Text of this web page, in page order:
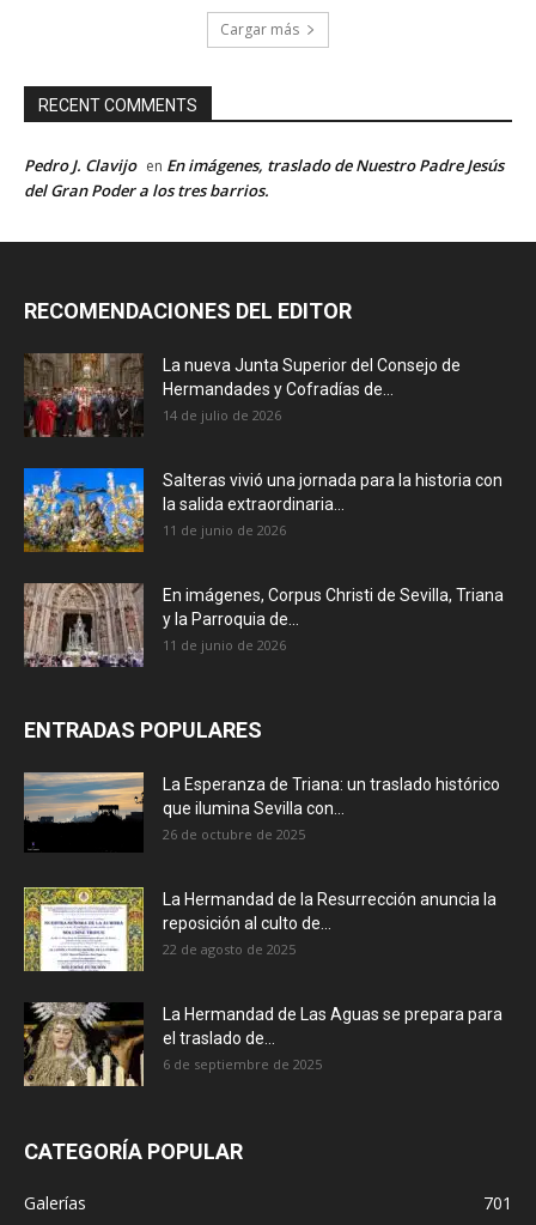
Cargar más
RECENT COMMENTS
Pedro J. Clavijo en En imágenes, traslado de Nuestro Padre Jesús
del Gran Poder a los tres barrios.
RECOMENDACIONES DEL EDITOR
La nueva Junta Superior del Consejo de
Hermandades y Cofradías de...
14 de julio de 2026
Salteras vivió una jornada para la historia con
la salida extraordinaria...
11 de junio de 2026
En imágenes, Corpus Christi de Sevilla, Triana
y la Parroquia de...
11 de junio de 2026
ENTRADAS POPULARES
La Esperanza de Triana: un traslado histórico
que ilumina Sevilla con...
26 de octubre de 2025
La Hermandad de la Resurrección anuncia la
reposición al culto de...
22 de agosto de 2025
La Hermandad de Las Aguas se prepara para
el traslado de...
6 de septiembre de 2025
CATEGORÍA POPULAR
Galerías
701